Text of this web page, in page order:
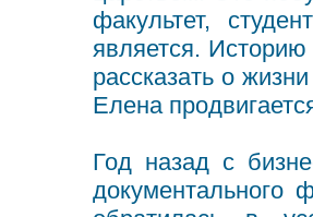
факультет,
является. Историю
рассказать о
Елена
Год назад с
документального